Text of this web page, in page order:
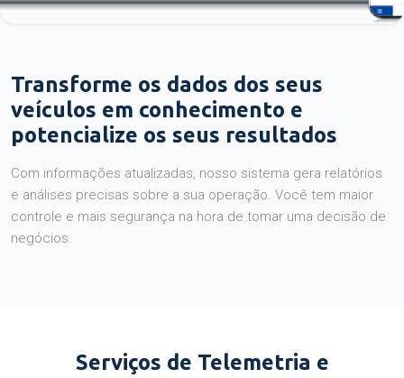
Transforme os dados dos seus
veículos em conhecimento e
potencialize os seus resultados
Com informações atualizadas, nosso sistema gera relatórios
e análises precisas sobre a sua operação. Você tem maior
controle e mais segurança na hora de tomar uma decisão de
negócios.
Serviços de Telemetria e